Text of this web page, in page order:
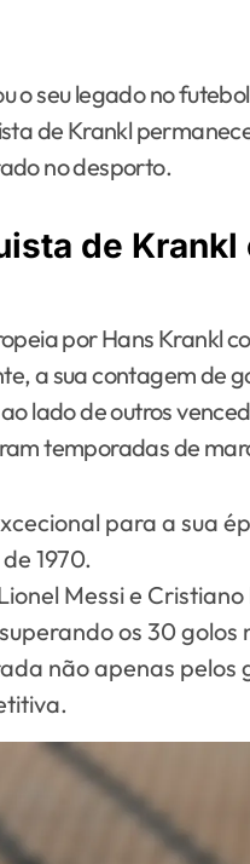
o seu legado no
de Krankl
no desporto.
de Krankl
por Hans Krankl
a sua contagem de
lado de outros
temporadas de
para a sua
1970.
Messi e
os 30 golos
não apenas pelos